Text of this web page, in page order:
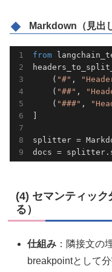
Markdown（見出
from
    (
"#" ,
    (
"##" ,
    (
"###" ,
splitter =
docs =
(4) セマンティッ
る）
仕組み ：隣接文の
breakpointとして分